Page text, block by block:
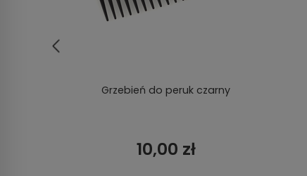
Grzebień do peruk czarny
10,00 zł